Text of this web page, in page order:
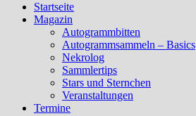
Startseite
Magazin
Autogrammbitten
Autogrammsammeln – Basics
Nekrolog
Sammlertips
Stars und Sternchen
Veranstaltungen
Termine